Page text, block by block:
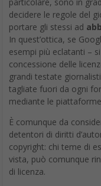
decidere le regole del
portare gli stessi ad
In quest’ottica, se
esempi più eclatanti –
concessione delle
grandi testate
tagliate fuori da ogni
mediante le
È comunque da
detentori di diritti
copyright: chi teme di
vista, può comunque
di licenza.